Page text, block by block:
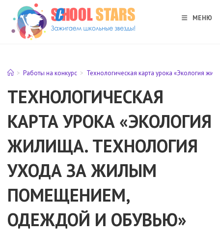
Перейти
содержимому
МЕНЮ
> Работы на конкурс > Технологическая карта урока «Экология
ТЕХНОЛОГИЧЕСКАЯ
КАРТА УРОКА «ЭКОЛОГИЯ
ЖИЛИЩА. ТЕХНОЛОГИЯ
УХОДА ЗА ЖИЛЫМ
ПОМЕЩЕНИЕМ,
ОДЕЖДОЙ И ОБУВЬЮ»